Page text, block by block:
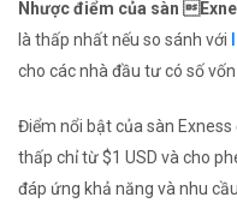
Nhược điểm của sàn
là thấp nhất nếu so sánh với
cho các nhà đầu tư có số vốn
Điểm nổi bật của sàn
thấp chỉ từ $1 USD và cho
đáp ứng khả năng và nhu